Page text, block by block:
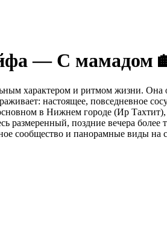
— С мамадом
характером и ритмом жизни.
настоящее, повседневное
в Нижнем городе (Ир
размеренный, поздние вечера
сообщество и панорамные виды на